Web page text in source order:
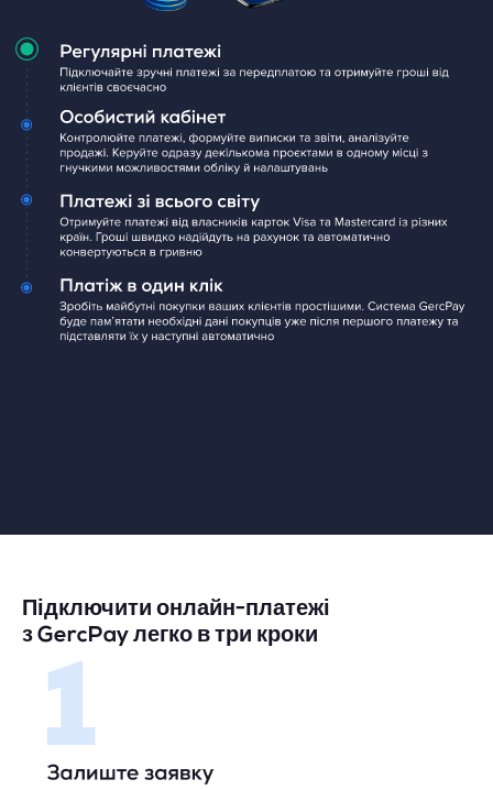
Підключити онлайн-платежі
з GercPay легко в три кроки